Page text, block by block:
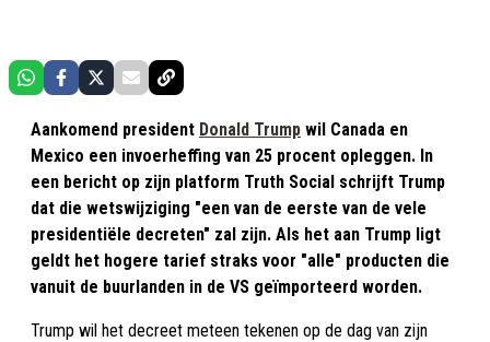
Aankomend president Donald Trump wil Canada en
Mexico een invoerheffing van 25 procent opleggen. In
een bericht op zijn platform Truth Social schrijft Trump
dat die wetswijziging "een van de eerste van de vele
presidentiële decreten" zal zijn. Als het aan Trump ligt
geldt het hogere tarief straks voor "alle" producten die
vanuit de buurlanden in de VS geïmporteerd worden.
Trump wil het decreet meteen tekenen op de dag van zijn